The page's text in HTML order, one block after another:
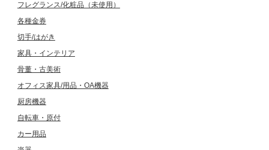
フレグランス/化粧品（未使用）
各種金券
切手/はがき
家具・インテリア
骨董・古美術
オフィス家具/用品・OA機器
厨房機器
自転車・原付
カー用品